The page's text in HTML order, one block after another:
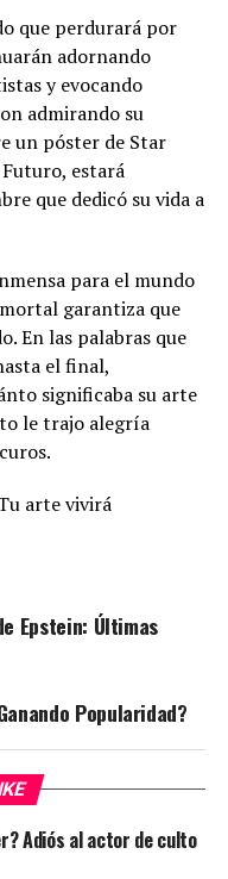
que perdurará por
adornando
y evocando
admirando su
un póster de Star
Futuro, estará
que dedicó su vida a
para el mundo
garantiza que
En las palabras que
el final,
significaba su arte
le trajo alegría
arte vivirá
Epstein: Últimas
Popularidad?
Adiós al actor de culto